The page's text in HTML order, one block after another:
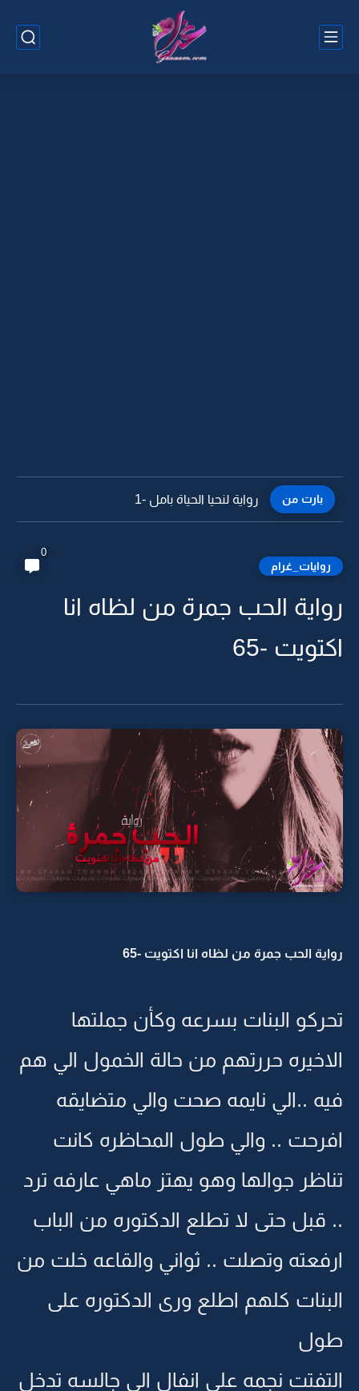
بارت من رواية كل مين بعقله راضي -20 البارت الاخير
روايات_غرام
0
رواية الحب جمرة من لظاه انا
اكتويت -65
رواية الحب جمرة من لظاه انا اكتويت -65
تحركو البنات بسرعه وكأن جملتها
الاخيره حررتهم من حالة الخمول الي هم
فيه ..الي نايمه صحت والي متضايقه
افرحت .. والي طول المحاظره كانت
تناظر جوالها وهو يهتز ماهي عارفه ترد
.. قبل حتى لا تطلع الدكتوره من الباب
ارفعته وتصلت .. ثواني والقاعه خلت من
البنات كلهم اطلع ورى الدكتوره على
طول
التفتت نجمه على انفال الي جالسه تدخل